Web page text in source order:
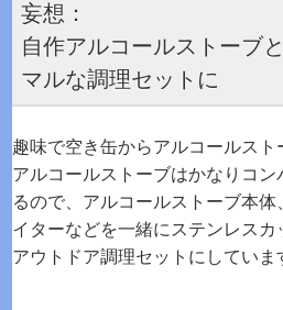
妄想：
自作アルコールストーブ
マルな調理セットに
趣味で空き缶からアルコールスト
アルコールストーブはかなりコン
るので、アルコールストーブ本
イターなどを一緒にステンレス
アウトドア調理セットにしていま